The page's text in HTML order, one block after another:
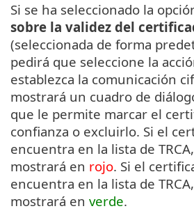
Si se ha seleccionado la
sobre la validez del
(seleccionada de forma
pedirá que seleccione la
establezca la comunicación
mostrará un cuadro de
que le permite marcar el
confianza o excluirlo. Si el
encuentra en la lista de
mostrará en rojo. Si el
encuentra en la lista de
mostrará en verde.